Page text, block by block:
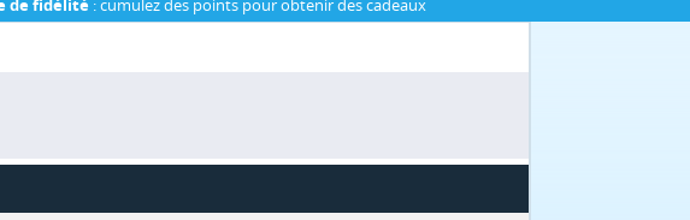
de fidélité : cumulez des points pour obtenir des cadeaux